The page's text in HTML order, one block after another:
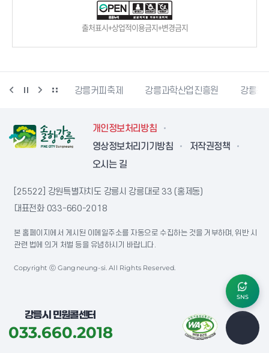
출처표시+상업적이용금지+변경금지
자원봉사센터 강릉커피축제 강릉과학산업진흥원 강릉문
개인정보처리방침
영상정보처리기기방침
저작권정책
오시는 길
[25522] 강원특별자치도 강릉시 강릉대로 33 (홍제동)
대표전화 033-660-2018
본 홈페이지에서 게시된 이메일주소를 자동으로 수집하는 것을 거부하며, 위반 시
관련 법에 의거 처벌 등을 유념하시기 바랍니다.
Copyright ⓒ Gangneung-si. All Rights Reserved.
강릉시 민원콜센터
033.660.2018
SNS